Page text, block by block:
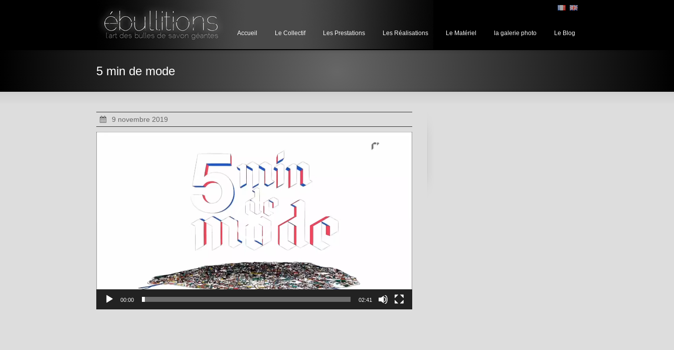
Accueil Le Collectif Les Prestations Les Réalisations Le Matériel la galerie photo Le Blog
5 min de mode
9 novembre 2019
00:00 02:41